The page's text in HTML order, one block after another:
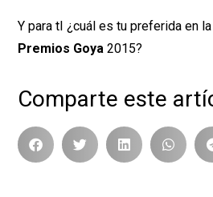
Y para tI ¿cuál es tu preferida en
Premios Goya 2015?
Comparte este